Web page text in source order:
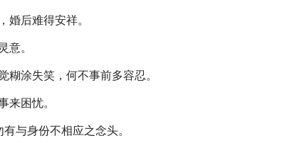
婚后难得安祥。
意。
涂失笑，何不事前多容忍。
来困忧。
与身份不相应之念头。